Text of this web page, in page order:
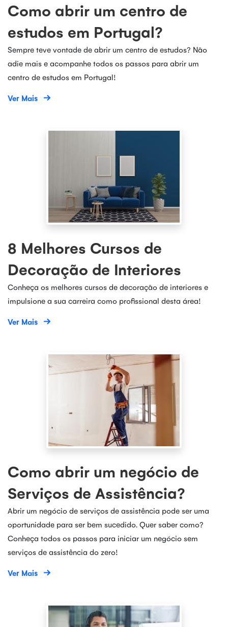
Como abrir um centro de
estudos em Portugal?
Sempre teve vontade de abrir um centro de estudos? Não
adie mais e acompanhe todos os passos para abrir um
centro de estudos em Portugal!
Ver Mais
8 Melhores Cursos de
Decoração de Interiores
Conheça os melhores cursos de decoração de interiores e
impulsione a sua carreira como profissional desta área!
Ver Mais
Como abrir um negócio de
Serviços de Assistência?
Abrir um negócio de serviços de assistência pode ser uma
oportunidade para ser bem sucedido. Quer saber como?
Conheça todos os passos para iniciar um negócio sem
serviços de assistência do zero!
Ver Mais